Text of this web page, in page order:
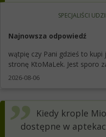
SPECJALIŚCI
Najnowsza odpowiedź
wątpię czy Pani gdzieś to kupi
stronę KtoMaLek. Jest sporo
2026-08-06
Kiedy krople
dostępne w